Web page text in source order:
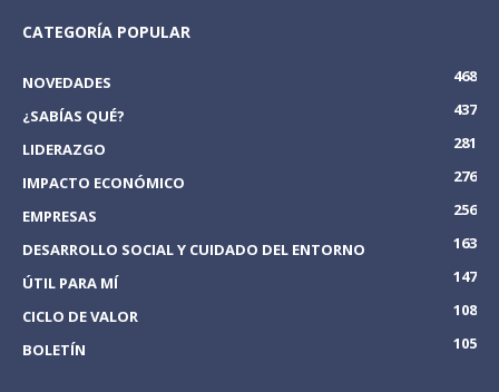
CATEGORÍA POPULAR
NOVEDADES
468
¿SABÍAS QUÉ?
437
LIDERAZGO
281
IMPACTO ECONÓMICO
276
EMPRESAS
256
DESARROLLO SOCIAL Y CUIDADO DEL ENTORNO
163
ÚTIL PARA MÍ
147
CICLO DE VALOR
108
BOLETÍN
105